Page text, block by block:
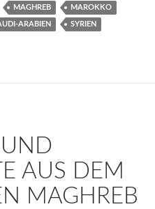
MAGHREB MAROKKO
ARABIEN SYRIEN
UND
AUS DEM
MAGHREB